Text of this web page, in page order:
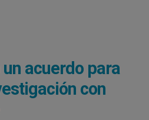
un acuerdo para
con